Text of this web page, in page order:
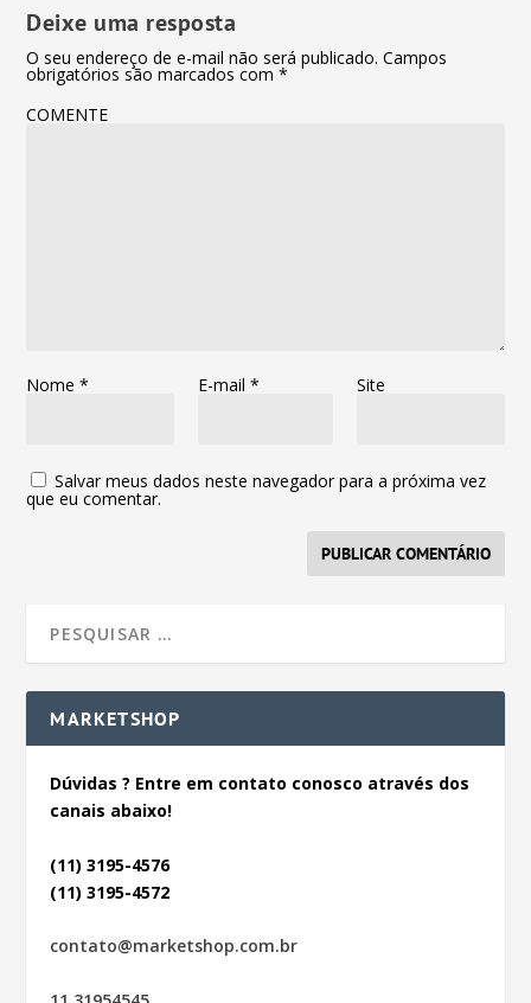
Deixe uma resposta
O seu endereço de e-mail não será publicado. Campos
obrigatórios são marcados com*
COMENTE
Nome* E-mail * Site
Salvar meus dados neste navegador para a próxima vez
que eu comentar.
MARKETSHOP
Dúvidas ? Entre em contato conosco através dos
canais abaixo!
(11) 3195-4576
(11) 3195-4572
contato@marketshop.com.br